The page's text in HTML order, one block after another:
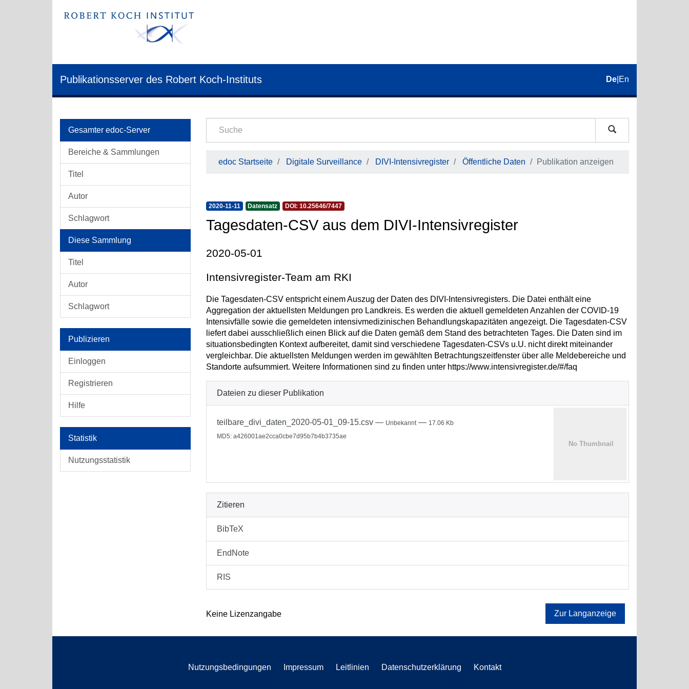
Publikationsserver des Robert Koch-Instituts De En
Gesamter edoc-Server
Bereiche & Sammlungen
Titel
Autor
Schlagwort
Diese Sammlung
Titel
Autor
Schlagwort
Publizieren
Einloggen
Registrieren
Hilfe
Statistik
Nutzungsstatistik
edoc Startseite Digitale Surveillance DIVI-Intensivregister Öffentliche Daten Publikation anzeigen
2020-11-11 Datensatz DOI: 10.25646/7447
Tagesdaten-CSV aus dem DIVI-Intensivregister
2020-05-01
Intensivregister-Team am RKI
Die Tagesdaten-CSV entspricht einem Auszug der Daten des DIVI-Intensivregisters. Die Datei enthält eine
Aggregation der aktuellsten Meldungen pro Landkreis. Es werden die aktuell gemeldeten Anzahlen der COVID-19
Intensivfälle sowie die gemeldeten intensivmedizinischen Behandlungskapazitäten angezeigt. Die Tagesdaten-CSV
liefert dabei ausschließlich einen Blick auf die Daten gemäß dem Stand des betrachteten Tages. Die Daten sind im
situationsbedingten Kontext aufbereitet, damit sind verschiedene Tagesdaten-CSVs u.U. nicht direkt miteinander
vergleichbar. Die aktuellsten Meldungen werden im gewählten Betrachtungszeitfenster über alle Meldebereiche und
Standorte aufsummiert. Weitere Informationen sind zu finden unter https://www.intensivregister.de/#/faq
Dateien zu dieser Publikation
teilbare_divi_daten_2020-05-01_09-15.csv — Unbekannt — 17.06 Kb
MD5: a426001ae2cca0cbe7d95b7b4b3735ae
Zitieren
BibTeX
EndNote
RIS
Keine Lizenzangabe Zur Langanzeige
Nutzungsbedingungen Impressum Leitlinien Datenschutzerklärung Kontakt